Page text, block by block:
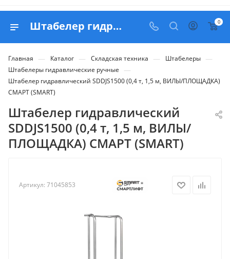
Штабелер гидравлический SDDJS1500 (0,4 т, 1,5 м, ВИЛЫ/ПЛОЩАДКА) СМАРТ (SMART) - купить в Belapex 0
Главная — Каталог — Складская техника — Штабелеры —
Штабелеры гидравлические ручные —
Штабелер гидравлический SDDJS1500 (0,4 т, 1,5 м, ВИЛЫ/ПЛОЩАДКА)
СМАРТ (SMART)
Штабелер гидравлический
SDDJS1500 (0,4 т, 1,5 м, ВИЛЫ/
ПЛОЩАДКА) СМАРТ (SMART)
Артикул: 71045853